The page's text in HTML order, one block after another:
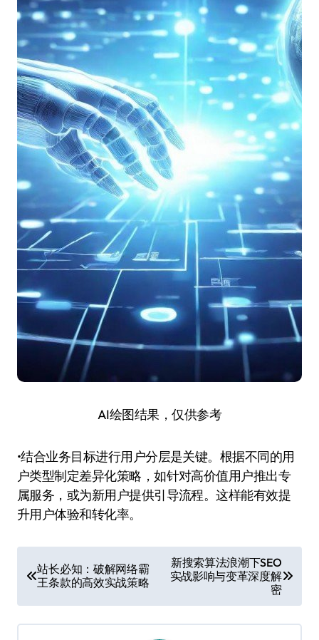
AI绘图结果，仅供参考
•结合业务目标进行用户分层是关键。根据不同的用
户类型制定差异化策略，如针对高价值用户推出专
属服务，或为新用户提供引导流程。这样能有效提
升用户体验和转化率。
章
导
航
站长必知：破解网络霸
王条款的高效实战策略
新搜索算法浪潮下SEO
实战影响与变革深度解
密